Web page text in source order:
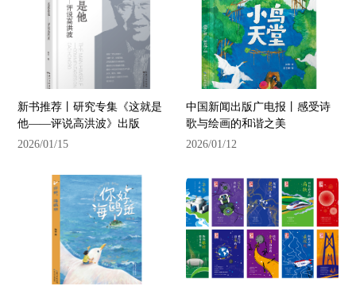
新书推荐丨研究专集《这就是
他——评说高洪波》出版
2026/01/15
中国新闻出版广电报丨感受诗
歌与绘画的和谐之美
2026/01/12